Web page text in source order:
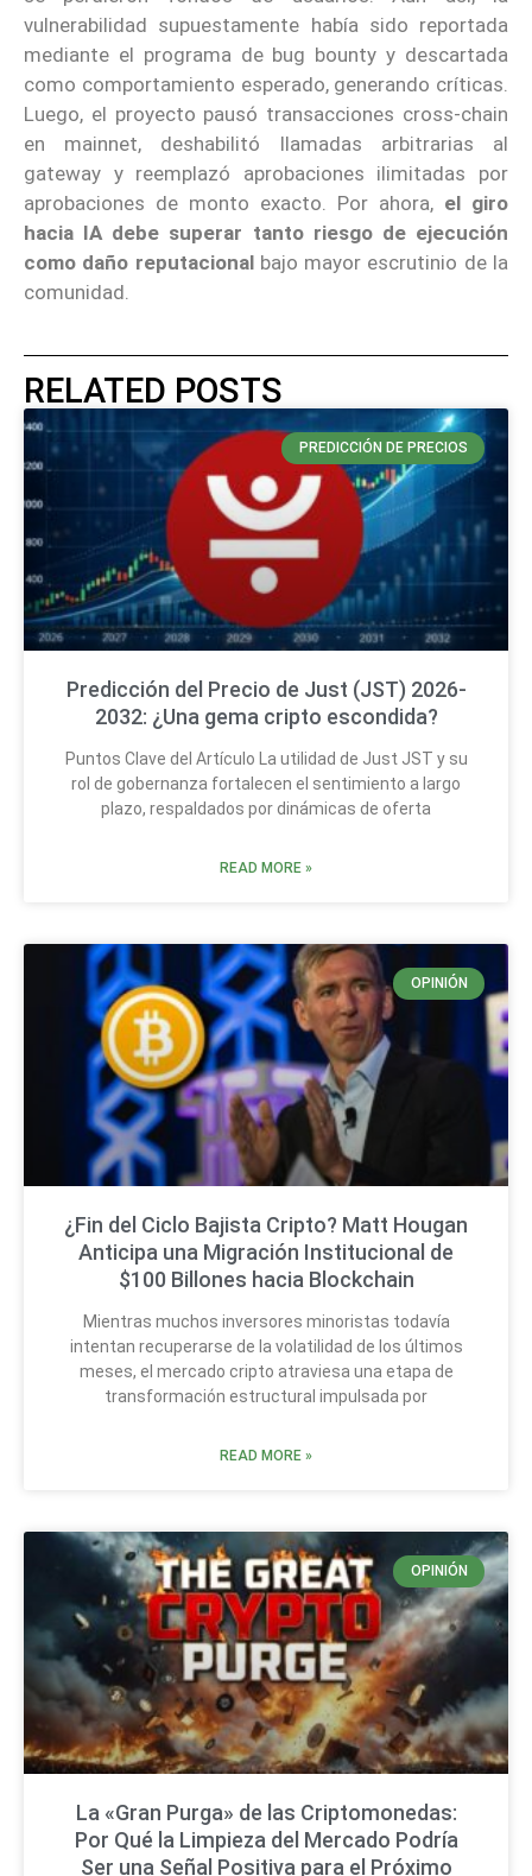
vulnerabilidad supuestamente había sido reportada
mediante el programa de bug bounty y descartada
como comportamiento esperado, generando críticas.
Luego, el proyecto pausó transacciones cross-chain
en mainnet, deshabilitó llamadas arbitrarias al
gateway y reemplazó aprobaciones ilimitadas por
aprobaciones de monto exacto. Por ahora, el giro
hacia IA debe superar tanto riesgo de ejecución
como daño reputacionalbajo mayor escrutinio de la
comunidad.
RELATED POSTS
PREDICCIÓN DE PRECIOS
Predicción del Precio de Just (JST) 2026-
2032: ¿Una gema cripto escondida?
Puntos Clave del Artículo La utilidad de Just JST y su
rol de gobernanza fortalecen el sentimiento a largo
plazo, respaldados por dinámicas de oferta
READ MORE »
OPINIÓN
¿Fin del Ciclo Bajista Cripto? Matt Hougan
Anticipa una Migración Institucional de
$100 Billones hacia Blockchain
Mientras muchos inversores minoristas todavía
intentan recuperarse de la volatilidad de los últimos
meses, el mercado cripto atraviesa una etapa de
transformación estructural impulsada por
READ MORE »
OPINIÓN
La «Gran Purga» de las Criptomonedas:
Por Qué la Limpieza del Mercado Podría
Ser una Señal Positiva para el Próximo